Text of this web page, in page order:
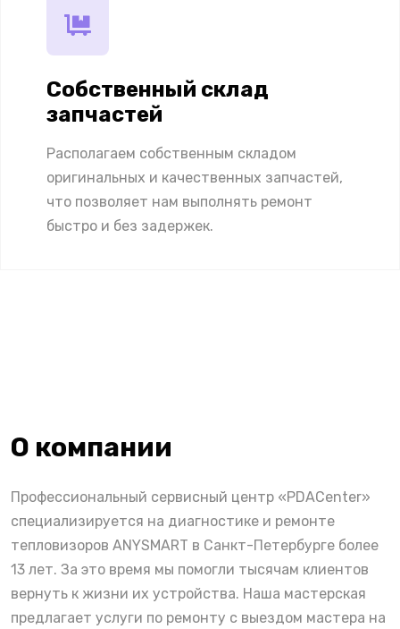
Собственный склад
запчастей
Располагаем собственным складом
оригинальных и качественных запчастей,
что позволяет нам выполнять ремонт
быстро и без задержек.
О компании
Профессиональный сервисный центр «PDACenter»
специализируется на диагностике и ремонте
тепловизоров ANYSMART в Санкт-Петербурге более
13 лет. За это время мы помогли тысячам клиентов
вернуть к жизни их устройства. Наша мастерская
предлагает услуги по ремонту с выездом мастера на